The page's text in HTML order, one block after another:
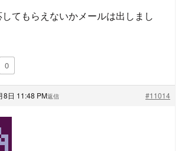
てもらえないかメールは出しまし
0
8日 11:48 PM #11014
返信